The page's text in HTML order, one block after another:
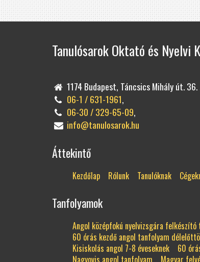
Tanulósarok Oktató és Nyelvi
1174 Budapest, Táncsics Mihály út. 36.
06-1 / 631-1961,
06-30 / 329-65-09,
info@tanulosarok.hu
Áttekintő
Kezdőlap Rólunk Tanulóknak
Tanfolyamok
Angol középfokú nyelvizsgára felkészító
60 órás kezdő angol tanfolyam
Kisiskolás angol 7-8 éveseknek
60
Nagyovis angol tanfolyam
Magyar